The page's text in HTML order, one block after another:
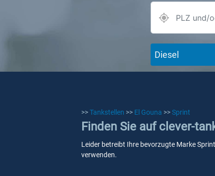
Diesel
>>Tankstellen >> El Gouna >>Sprint
Finden Sie auf clever-
Leider betreibt Ihre bevorzugte Marke
verwenden.